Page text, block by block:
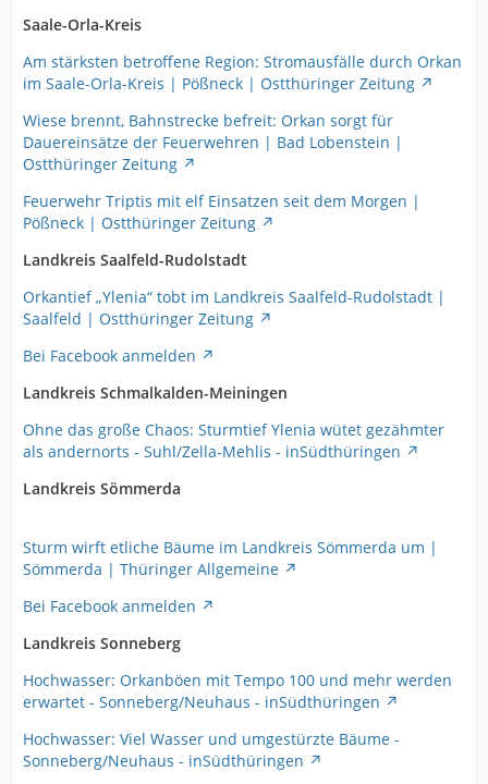
Saale-Orla-Kreis
Am stärksten betroffene Region: Stromausfälle durch Orkan
im Saale-Orla-Kreis | Pößneck | Ostthüringer Zeitung
Wiese brennt, Bahnstrecke befreit: Orkan sorgt für
Dauereinsätze der Feuerwehren | Bad Lobenstein |
Ostthüringer Zeitung
Feuerwehr Triptis mit elf Einsatzen seit dem Morgen |
Pößneck | Ostthüringer Zeitung
Landkreis Saalfeld-Rudolstadt
Orkantief „Ylenia“ tobt im Landkreis Saalfeld-Rudolstadt |
Saalfeld | Ostthüringer Zeitung
Bei Facebook anmelden
Landkreis Schmalkalden-Meiningen
Ohne das große Chaos: Sturmtief Ylenia wütet gezähmter
als andernorts - Suhl/Zella-Mehlis - inSüdthüringen
Landkreis Sömmerda
Sturm wirft etliche Bäume im Landkreis Sömmerda um |
Sömmerda | Thüringer Allgemeine
Bei Facebook anmelden
Landkreis Sonneberg
Hochwasser: Orkanböen mit Tempo 100 und mehr werden
erwartet - Sonneberg/Neuhaus - inSüdthüringen
Hochwasser: Viel Wasser und umgestürzte Bäume -
Sonneberg/Neuhaus - inSüdthüringen